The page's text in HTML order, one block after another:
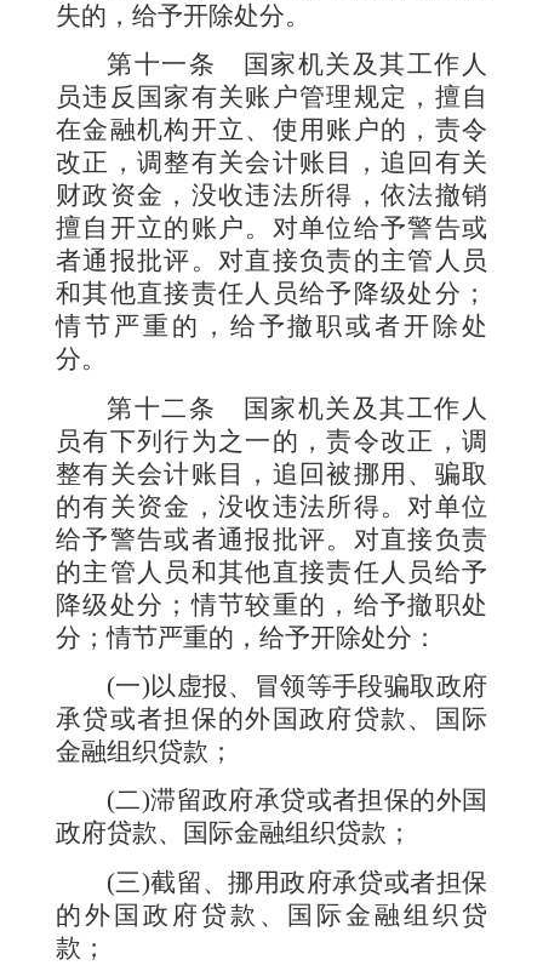
失的，给予开除处分。
第十一条
国家机关及其工作人
员违反国家有关账户管理规定，擅自
在金融机构开立、使用账户的，责令
改正，调整有关会计账目，追回有关
财政资金，没收违法所得，依法撤销
擅自开立的账户。对单位给予警告或
者通报批评。对直接负责的主管人员
和其他直接责任人员给予降级处分；
情节严重的，给予撤职或者开除处
分。
第十二条
国家机关及其工作人
员有下列行为之一的，责令改正，调
整有关会计账目，追回被挪用、骗取
的有关资金，没收违法所得。对单位
给予警告或者通报批评。对直接负责
的主管人员和其他直接责任人员给予
降级处分；情节较重的，给予撤职处
分；情节严重的，给予开除处分：
(一)以虚报、冒领等手段骗取政府
承贷或者担保的外国政府贷款、国际
金融组织贷款；
(二)滞留政府承贷或者担保的外国
政府贷款、国际金融组织贷款；
(三)截留、挪用政府承贷或者担保
的外国政府贷款、国际金融组织贷
款；